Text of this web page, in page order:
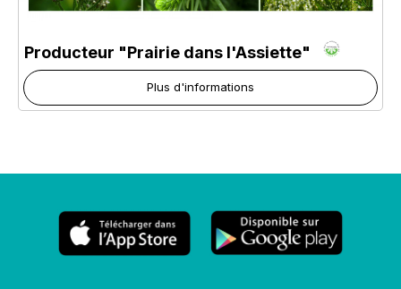
Producteur "Prairie dans l'Assiette"
Plus d'informations